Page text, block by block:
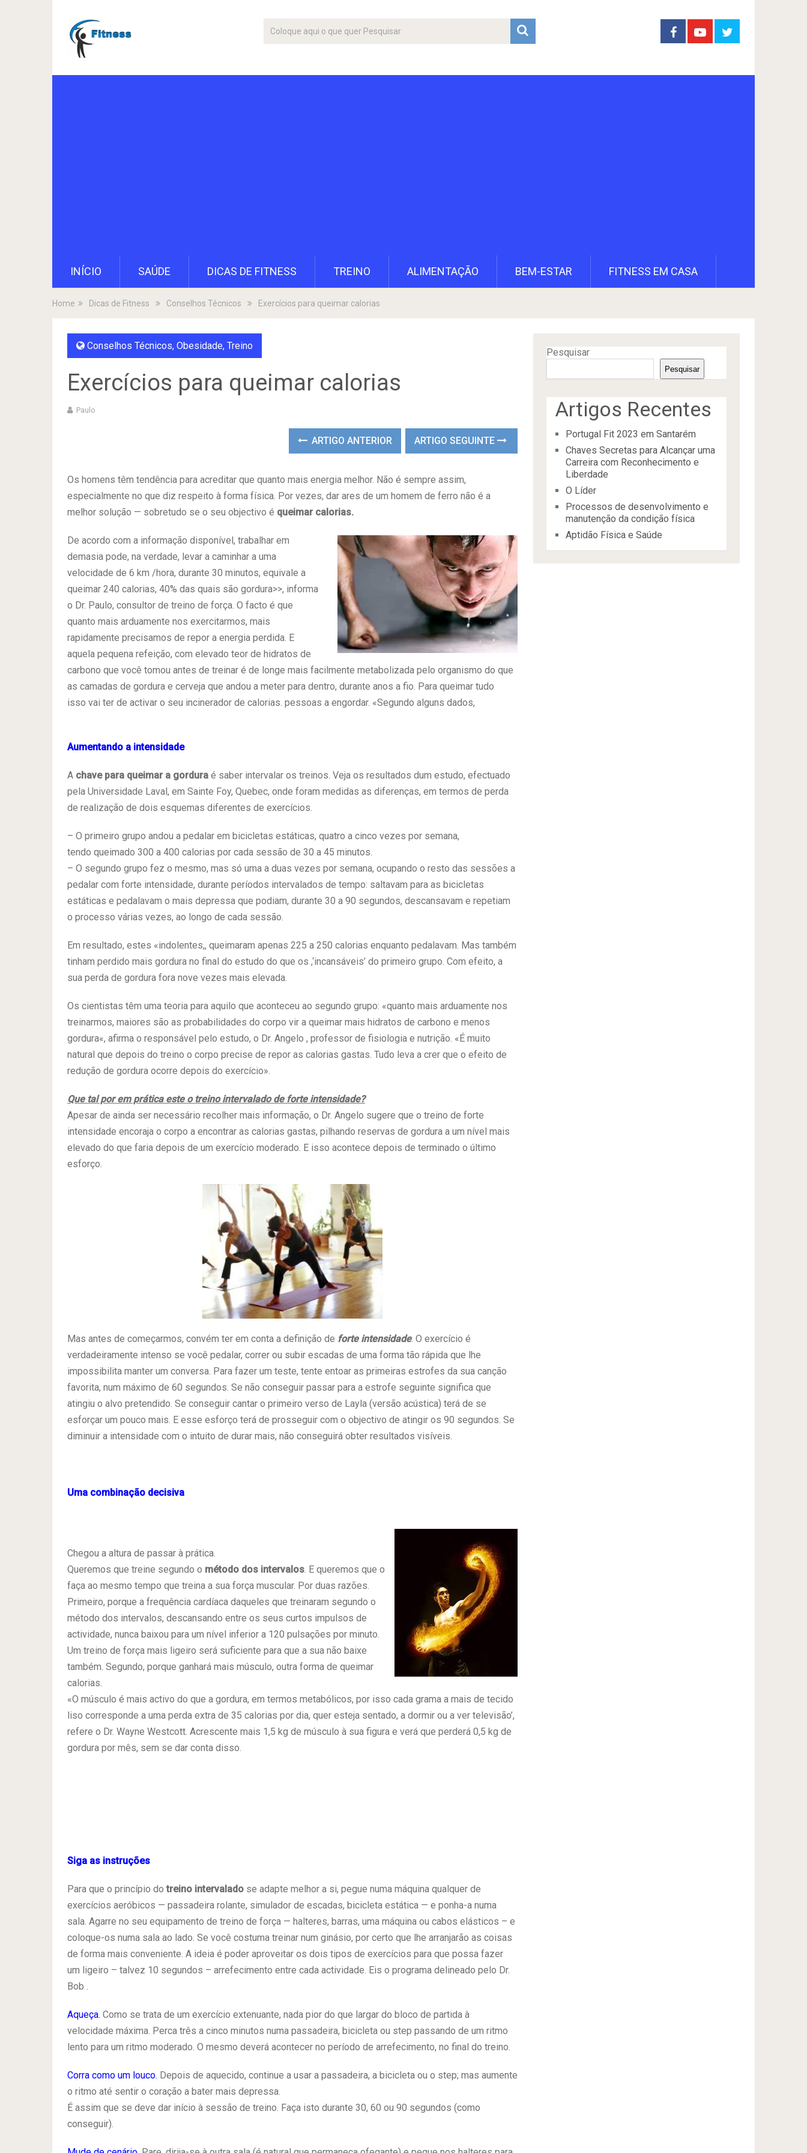
INÍCIO SAÚDE DICAS DE FITNESS TREINO ALIMENTAÇÃO BEM-ESTAR FITNESS EM CASA
Home Dicas de Fitness Conselhos Técnicos Exercícios para queimar calorias
Conselhos Técnicos, Obesidade, Treino
Exercícios para queimar calorias
Paulo
ARTIGO ANTERIOR ARTIGO SEGUINTE
Os homens têm tendência para acreditar que quanto mais energia melhor. Não é sempre assim,
especialmente no que diz respeito à forma física. Por vezes, dar ares de um homem de ferro não é a
melhor solução — sobretudo se o seu objectivo é queimar calorias.
De acordo com a informação disponível, trabalhar em
demasia pode, na verdade, levar a caminhar a uma
velocidade de 6 km /hora, durante 30 minutos, equivale a
queimar 240 calorias, 40% das quais são gordura>>, informa
o Dr. Paulo, consultor de treino de força. O facto é que
quanto mais arduamente nos exercitarmos, mais
rapidamente precisamos de repor a energia perdida. E
aquela pequena refeição, com elevado teor de hidratos de
carbono que você tomou antes de treinar é de longe mais facilmente metabolizada pelo organismo do que
as camadas de gordura e cerveja que andou a meter para dentro, durante anos a fio. Para queimar tudo
isso vai ter de activar o seu incinerador de calorias. pessoas a engordar. «Segundo alguns dados,
Aumentando a intensidade
A chave para queimar a gordura é saber intervalar os treinos. Veja os resultados dum estudo, efectuado
pela Universidade Laval, em Sainte Foy, Quebec, onde foram medidas as diferenças, em termos de perda
de realização de dois esquemas diferentes de exercícios.
– O primeiro grupo andou a pedalar em bicicletas estáticas, quatro a cinco vezes por semana,
tendo queimado 300 a 400 calorias por cada sessão de 30 a 45 minutos.
– O segundo grupo fez o mesmo, mas só uma a duas vezes por semana, ocupando o resto das sessões a
pedalar com forte intensidade, durante períodos intervalados de tempo: saltavam para as bicicletas
estáticas e pedalavam o mais depressa que podiam, durante 30 a 90 segundos, descansavam e repetiam
o processo várias vezes, ao longo de cada sessão.
Em resultado, estes «indolentes,, queimaram apenas 225 a 250 calorias enquanto pedalavam. Mas também
tinham perdido mais gordura no final do estudo do que os ,‘incansáveis’ do primeiro grupo. Com efeito, a
sua perda de gordura fora nove vezes mais elevada.
Os cientistas têm uma teoria para aquilo que aconteceu ao segundo grupo: «quanto mais arduamente nos
treinarmos, maiores são as probabilidades do corpo vir a queimar mais hidratos de carbono e menos
gordura«, afirma o responsável pelo estudo, o Dr. Angelo , professor de fisiologia e nutrição. «É muito
natural que depois do treino o corpo precise de repor as calorias gastas. Tudo leva a crer que o efeito de
redução de gordura ocorre depois do exercício».
Que tal por em prática este o treino intervalado de forte intensidade?
Apesar de ainda ser necessário recolher mais informação, o Dr. Angelo sugere que o treino de forte
intensidade encoraja o corpo a encontrar as calorias gastas, pilhando reservas de gordura a um nível mais
elevado do que faria depois de um exercício moderado. E isso acontece depois de terminado o último
esforço.
Mas antes de começarmos, convém ter em conta a definição de forte intensidade. O exercício é
verdadeiramente intenso se você pedalar, correr ou subir escadas de uma forma tão rápida que lhe
impossibilita manter um conversa. Para fazer um teste, tente entoar as primeiras estrofes da sua canção
favorita, num máximo de 60 segundos. Se não conseguir passar para a estrofe seguinte significa que
atingiu o alvo pretendido. Se conseguir cantar o primeiro verso de Layla (versão acústica) terá de se
esforçar um pouco mais. E esse esforço terá de prosseguir com o objectivo de atingir os 90 segundos. Se
diminuir a intensidade com o intuito de durar mais, não conseguirá obter resultados visíveis.
Uma combinação decisiva
Chegou a altura de passar à prática.
Queremos que treine segundo o método dos intervalos. E queremos que o
faça ao mesmo tempo que treina a sua força muscular. Por duas razões.
Primeiro, porque a frequência cardíaca daqueles que treinaram segundo o
método dos intervalos, descansando entre os seus curtos impulsos de
actividade, nunca baixou para um nível inferior a 120 pulsações por minuto.
Um treino de força mais ligeiro será suficiente para que a sua não baixe
também. Segundo, porque ganhará mais músculo, outra forma de queimar
calorias.
«O músculo é mais activo do que a gordura, em termos metabólicos, por isso cada grama a mais de tecido
liso corresponde a uma perda extra de 35 calorias por dia, quer esteja sentado, a dormir ou a ver televisão’,
refere o Dr. Wayne Westcott. Acrescente mais 1,5 kg de músculo à sua figura e verá que perderá 0,5 kg de
gordura por mês, sem se dar conta disso.
Siga as instruções
Para que o princípio dotreino intervalado se adapte melhor a si, pegue numa máquina qualquer de
exercícios aeróbicos — passadeira rolante, simulador de escadas, bicicleta estática — e ponha-a numa
sala. Agarre no seu equipamento de treino de força — halteres, barras, uma máquina ou cabos elásticos – e
coloque-os numa sala ao lado. Se você costuma treinar num ginásio, por certo que lhe arranjarão as coisas
de forma mais conveniente. A ideia é poder aproveitar os dois tipos de exercícios para que possa fazer
um ligeiro – talvez 10 segundos – arrefecimento entre cada actividade. Eis o programa delineado pelo Dr.
Bob .
Aqueça. Como se trata de um exercício extenuante, nada pior do que largar do bloco de partida à
velocidade máxima. Perca três a cinco minutos numa passadeira, bicicleta ou step passando de um ritmo
lento para um ritmo moderado. O mesmo deverá acontecer no período de arrefecimento, no final do treino.
Corra como um louco. Depois de aquecido, continue a usar a passadeira, a bicicleta ou o step; mas aumente
o ritmo até sentir o coração a bater mais depressa.
É assim que se deve dar início à sessão de treino. Faça isto durante 30, 60 ou 90 segundos (como
conseguir).
Pesquisar
Pesquisar
Artigos Recentes
Portugal Fit 2023 em Santarém
Chaves Secretas para Alcançar uma
Carreira com Reconhecimento e
Liberdade
O Líder
Processos de desenvolvimento e
manutenção da condição física
Aptidão Física e Saúde